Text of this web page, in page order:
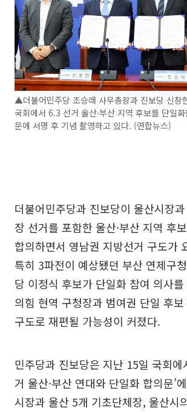
▲더불어민주당 조승래 사무총장과 진보당 신창
국회에서 6.3 선거 울산·부산 지역 후보를 단일
문에 서명 후 기념 촬영하고 있다. (연합뉴스)
더불어민주당과 진보당이 울산시장
장 선거를 포함한 울산·부산 지역 후
합의하면서 영남권 지방선거 구도가
특히 3파전이 예상됐던 부산 연제구
당 이정식 후보가 단일화 참여 의사
의힘 현역 구청장과 범여권 단일 후
구도로 재편될 가능성이 커졌다.
민주당과 진보당은 지난 15일 국회에
거 울산·부산 연대와 단일화 합의문’
시장과 울산 5개 기초단체장, 울산시